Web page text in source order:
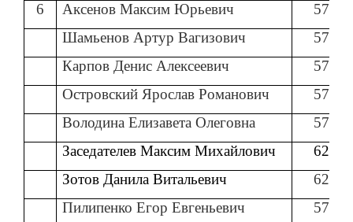
6
Аксенов Максим Юрьевич
57
Шамьенов Артур Вагизович
57
Карпов Денис Алексеевич
57
Островский Ярослав Романович
57
Володина Елизавета Олеговна
57
Заседателев Максим Михайлович
62
Зотов Данила Витальевич
62
Пилипенко Егор Евгеньевич
57